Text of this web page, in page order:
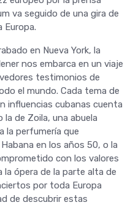
va seguido de una gira de
Europa.
en Nueva York, la
nos embarca en un viaje
testimonios de
el mundo. Cada tema de
influencias cubanas cuenta
de Zoila, una abuela
la perfumería que
en los años 50, o la
con los valores
la ópera de la parte alta de
por toda Europa
de descubrir estas